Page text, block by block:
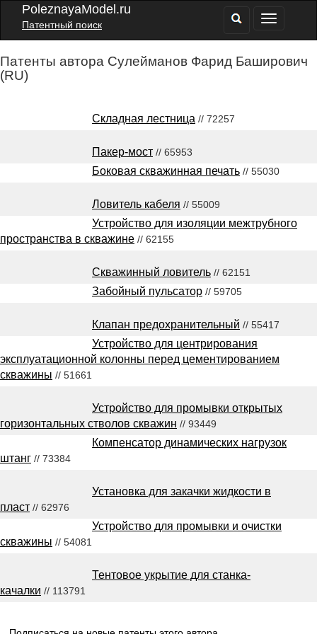
PoleznayaModel.ru
Патентный поиск
Патенты автора Сулейманов Фарид Баширович
(RU)
Складная лестница // 72257
Пакер-мост // 65953
Боковая скважинная печать // 55030
Ловитель кабеля // 55009
Устройство для изоляции межтрубного
пространства в скважине // 62155
Скважинный ловитель // 62151
Забойный пульсатор // 59705
Клапан предохранительный // 55417
Устройство для центрирования
эксплуатационной колонны перед цементированием
скважины // 51661
Устройство для промывки открытых
горизонтальных стволов скважин // 93449
Компенсатор динамических нагрузок
штанг // 73384
Установка для закачки жидкости в
пласт // 62976
Устройство для промывки и очистки
скважины // 54081
Тентовое укрытие для станка-
качалки // 113791